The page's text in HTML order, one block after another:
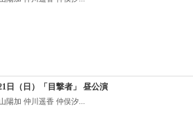
日（日）「目撃者」 昼公演
陽加 仲川遥香 仲俣汐...